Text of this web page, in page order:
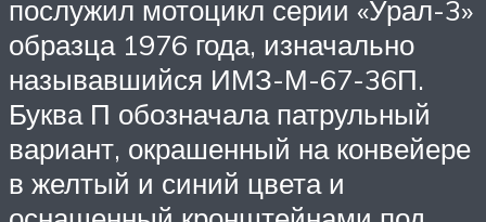
послужил мотоцикл серии «Урал-3»
образца 1976 года, изначально
называвшийся ИМЗ-М-67-36П.
Буква П обозначала патрульный
вариант, окрашенный на конвейере
в желтый и синий цвета и